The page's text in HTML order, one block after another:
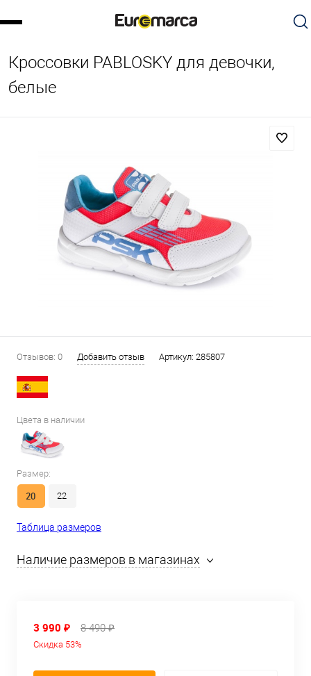
Кроссовки PABLOSKY для девочки,
белые
Отзывов: 0 Добавить отзыв Артикул: 285807
Цвета в наличии
Размер:
20 22
Таблица размеров
Наличие размеров в магазинах
3 990 ₽ 8 490 ₽
Скидка 53%